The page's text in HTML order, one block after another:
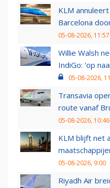
KLM
Barcelona
05-08-2026, 11:57
Willie Walsh
IndiGo: 'op
05-08-2026,
Transavia
route vanaf
05-08-2026, 10:46
KLM blijft net
05-08-2026, 9:00
Riyadh Air